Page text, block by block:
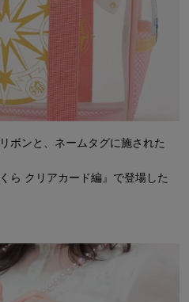
ボンと、ネームタグに施された
ら クリアカード編』で登場した